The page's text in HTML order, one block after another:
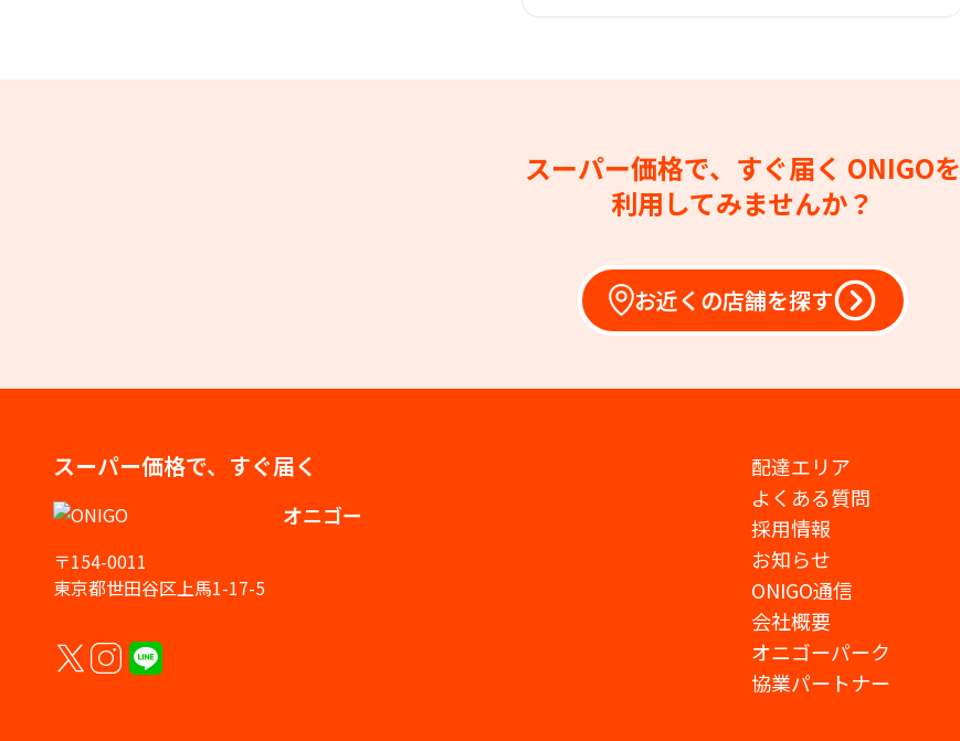
スーパー価格で、すぐ届く ONIGOを
利用してみませんか？
お近くの店舗を探す
スーパー価格で、すぐ届く
オニゴー
〒154-0011
東京都世田谷区上馬1-17-5
配達エリア
よくある質問
採用情報
お知らせ
ONIGO通信
会社概要
オニゴーパーク
協業パートナー